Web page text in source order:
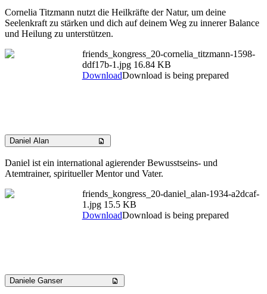
Cornelia Titzmann nutzt die Heilkräfte der Natur, um deine
Seelenkraft zu stärken und dich auf deinem Weg zu innerer Balance
und Heilung zu unterstützen.
friends_kongress_20-cornelia_titzmann-1598-
ddf17b-1.jpg 16.84 KB
DownloadDownload is being prepared
Daniel Alan
Daniel ist ein international agierender Bewusstseins- und
Atemtrainer, spiritueller Mentor und Vater.
friends_kongress_20-daniel_alan-1934-a2dcaf-
1.jpg 15.5 KB
DownloadDownload is being prepared
Daniele Ganser